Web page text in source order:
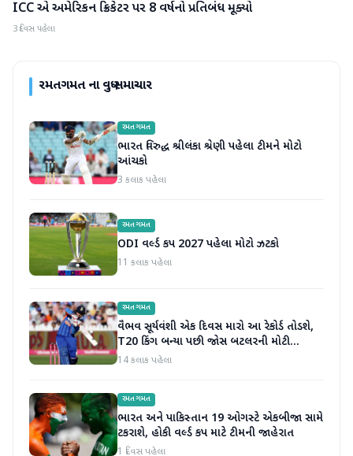
રમતગમત
ICC એ અમેરિકન ક્રિકેટર પર 8 વર્ષનો પ્રતિબંધ મૂક્યો
3 દિવસ પહેલા
રમતગમતના વધુ સમાચાર
રમતગમત
ભારત વિરુદ્ધ શ્રીલંકા શ્રેણી પહેલા ટીમને મોટો
આંચકો
3 કલાક પહેલા
રમતગમત
ODI વર્લ્ડ કપ 2027 પહેલા મોટો ઝટકો
11 કલાક પહેલા
રમતગમત
વૈભવ સૂર્યવંશી એક દિવસ મારો આ રેકોર્ડ તોડશે,
T20 કિંગ બન્યા પછી જોસ બટલરની મોટી
ભવિષ્યવાણી
14 કલાક પહેલા
રમતગમત
ભારત અને પાકિસ્તાન 19 ઓગસ્ટે એકબીજા સામે
ટકરાશે, હોકી વર્લ્ડ કપ માટે ટીમની જાહેરાત
1 દિવસ પહેલા